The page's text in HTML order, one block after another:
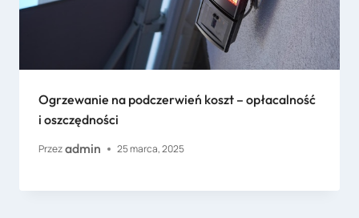
Ogrzewanie na podczerwień koszt – opłacalność
i oszczędności
Przezadmin 25 marca, 2025